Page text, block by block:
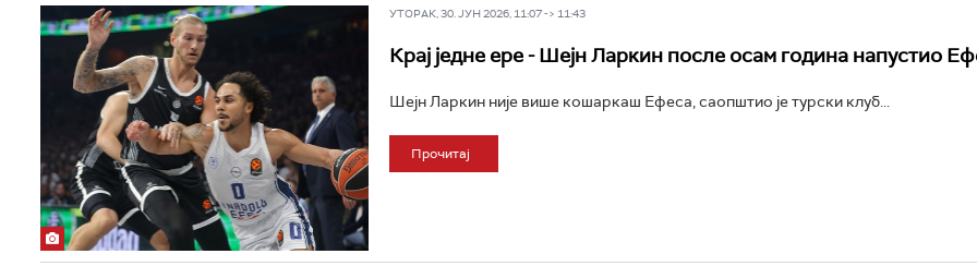
УТОРАК, 30. ЈУН 2026, 11:07 -> 11:43
Крај једне ере - Шејн Ларкин после осам година напустио
Шејн Ларкин није више кошаркаш Ефеса, саопштио је турски клуб...
Прочитај